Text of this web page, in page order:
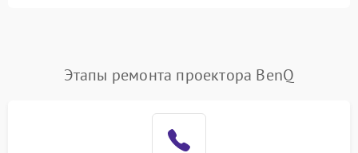
Этапы ремонта проектора BenQ